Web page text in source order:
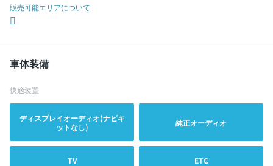
販売可能エリアについて
車体装備
快適装置
ディスプレイオーディオ(ナビキ
ットなし)
純正オーディオ
TV ETC